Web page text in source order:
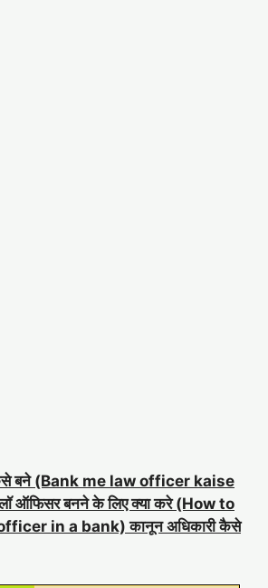
बने (Bank me law officer kaise
ऑफिसर बनने के लिए क्या करे (How to
in a bank) कानून अधिकारी कैसे